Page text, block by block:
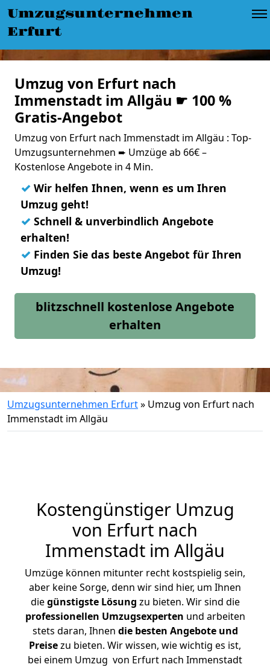
Umzugsunternehmen
Erfurt
Umzug von Erfurt nach
Immenstadt im Allgäu ☛ 100 %
Gratis-Angebot
Umzug von Erfurt nach Immenstadt im Allgäu : Top-
Umzugsunternehmen ➨ Umzüge ab 66€ –
Kostenlose Angebote in 4 Min.
✓ Wir helfen Ihnen, wenn es um Ihren
Umzug geht!
✓ Schnell & unverbindlich Angebote
erhalten!
✓ Finden Sie das beste Angebot für Ihren
Umzug!
blitzschnell kostenlose Angebote
erhalten
Umzugsunternehmen Erfurt» Umzug von Erfurt nach
Immenstadt im Allgäu
Kostengünstiger Umzug
von Erfurt nach
Immenstadt im Allgäu
Umzüge können mitunter recht kostspielig sein,
aber keine Sorge, denn wir sind hier, um Ihnen
diegünstigste Lösung zu bieten. Wir sind die
professionellen Umzugsexperten und arbeiten
stets daran, Ihnen die besten Angebote und
Preisezu bieten. Wir wissen, wie wichtig es ist,
bei einem Umzug von Erfurt nach Immenstadt